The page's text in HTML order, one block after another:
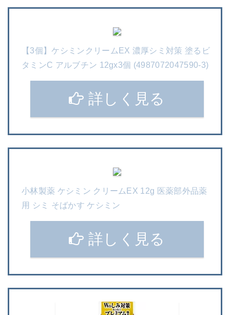
【3個】ケシミンクリームEX 濃厚シミ対策 塗るビ
タミンC アルブチン 12gx3個 (4987072047590-3)
詳しく見る
小林製薬 ケシミン クリームEX 12g 医薬部外品薬
用 シミ そばかす ケシミン
詳しく見る